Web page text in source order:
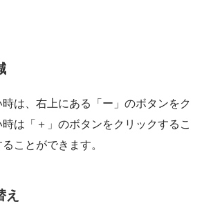
は、右上にある「ー」のボタンをク
は「＋」のボタンをクリックするこ
ことができます。
え